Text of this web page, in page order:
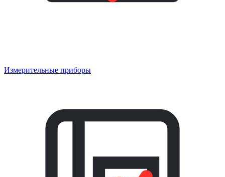
Измерительные приборы